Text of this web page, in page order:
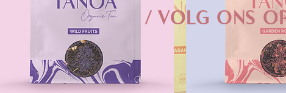
/ VOLG ONS